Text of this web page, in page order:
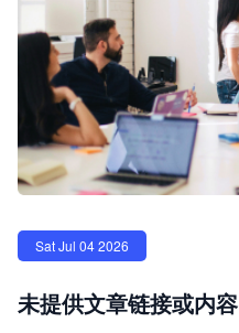
Sat Jul 04 2026
未提供文章链接或内容